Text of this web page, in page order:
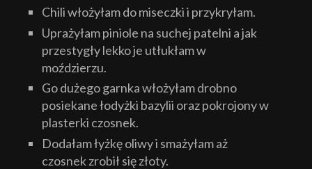
Chili włożyłam do miseczki i przykryłam.
Uprażyłam piniole na suchej patelni a jak
przestygły lekko je utłukłam w
moździerzu.
Go dużego garnka włożyłam drobno
posiekane łodyżki bazylii oraz pokrojony w
plasterki czosnek.
Dodałam łyżkę oliwy i smażyłam aż
czosnek zrobił się złoty.